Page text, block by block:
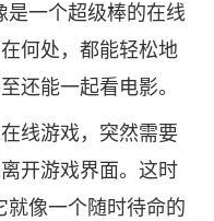
是一个超级棒的在线
何处，都能轻松地
还能一起看电影。
线游戏，突然需要
开游戏界面。这时
就像一个随时待命的